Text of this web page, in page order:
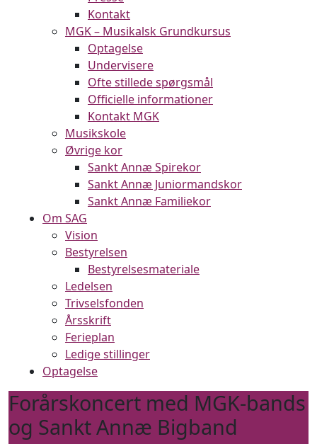
Kontakt
MGK – Musikalsk Grundkursus
Optagelse
Undervisere
Ofte stillede spørgsmål
Officielle informationer
Kontakt MGK
Musikskole
Øvrige kor
Sankt Annæ Spirekor
Sankt Annæ Juniormandskor
Sankt Annæ Familiekor
Om SAG
Vision
Bestyrelsen
Bestyrelsesmateriale
Ledelsen
Trivselsfonden
Årsskrift
Ferieplan
Ledige stillinger
Optagelse
Forårskoncert med MGK-bands
og Sankt Annæ Bigband